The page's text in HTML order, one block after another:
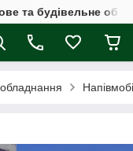
та будівельне